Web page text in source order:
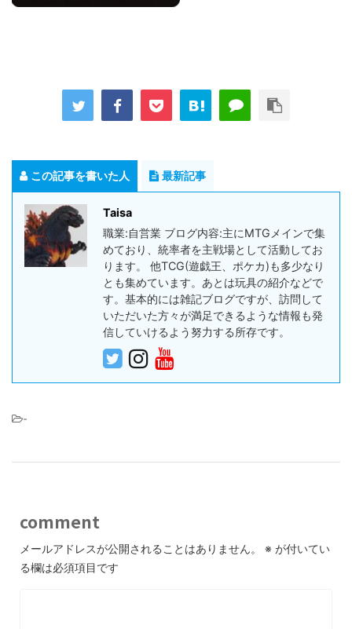
この記事を書いた人 最新記事
Taisa
職業:自営業 ブログ内容:主にMTGメインで集
めており、統率者を主戦場として活動してお
ります。 他TCG(遊戯王、ポケカ)も多少なり
とも集めています。あとは玩具の紹介などで
す。基本的には雑記ブログですが、訪問して
いただいた方々が満足できるような情報も発
信していけるよう努力する所存です。
-
comment
メールアドレスが公開されることはありません。 ※ が付いてい
る欄は必須項目です